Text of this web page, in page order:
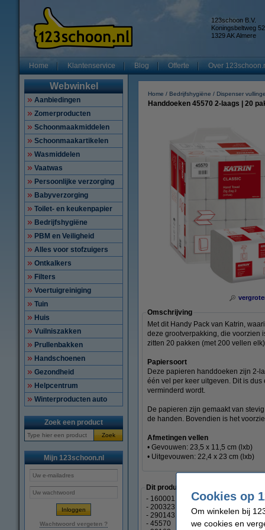
123schoon B.V.
Koningsbeltweg 52
1329 AK Almere
Home Klantenservice Blog Offerte Over
Webwinkel
Aanbiedingen
Zomerproducten
Schoonmaakmiddelen
Schoonmaakartikelen
Wasmiddelen
Vaatwas
Persoonlijke verzorging
Babyverzorging
Toilet- en keukenpapier
Bedrijfshygiëne
PBM en Veiligheid
Alles voor stofzuigers
Ontkalkers
Filters
Voertuigreiniging
Tuin
Huis
Vuilniszakken
Prullenbakken
Handschoenen
Gezondheid
Helpcentrum
Winterproducten auto
Zoek een product
Zoek
Mijn 123schoon.nl
Wachtwoord vergeten ?
Home Bedrijfshygiëne Dispenser
Handdoeken 45570 2-laags | 20
Omschrijving
Met dit Handy Pack van Katrin,
deze grootverpakking, die voorzien
zitten 20 pakken (met 200 vellen
Papiersoort
Deze papieren handdoeken zijn 2-
één vel per keer uitgeven. Dit is
verminderd wordt.
De papieren zijn gemaakt van
de handen. Bovendien is het
Afmetingen vellen
• Gevouwen: 23,5 x 11,5 cm (lxb)
• Uitgevouwen: 22,4 x 23 cm (lxb)
Dit product is ook bekend als:
- 160001
- 200323
- 290143
- 45570
Cookies op
Om winkelen bij
we cookies en